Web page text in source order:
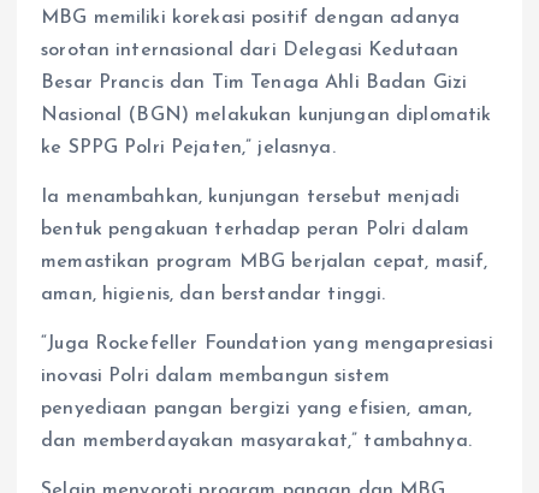
MBG memiliki korekasi positif dengan adanya
sorotan internasional dari Delegasi Kedutaan
Besar Prancis dan Tim Tenaga Ahli Badan Gizi
Nasional (BGN) melakukan kunjungan diplomatik
ke SPPG Polri Pejaten,” jelasnya.
Ia menambahkan, kunjungan tersebut menjadi
bentuk pengakuan terhadap peran Polri dalam
memastikan program MBG berjalan cepat, masif,
aman, higienis, dan berstandar tinggi.
“Juga Rockefeller Foundation yang mengapresiasi
inovasi Polri dalam membangun sistem
penyediaan pangan bergizi yang efisien, aman,
dan memberdayakan masyarakat,” tambahnya.